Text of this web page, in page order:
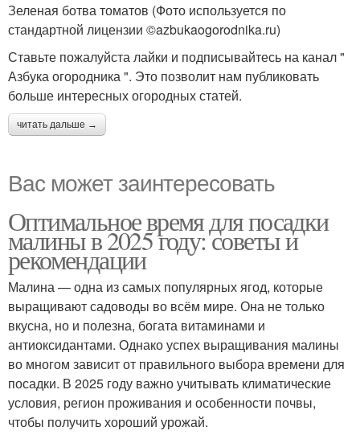
Зеленая ботва томатов (Фото используется по
стандартной лицензии ©azbukaogorodnika.ru)
Ставьте пожалуйста лайки и подписывайтесь на канал "
Азбука огородника ". Это позволит нам публиковать
больше интересных огородных статей.
читать дальше →
Вас может заинтересовать
Оптимальное время для посадки
малины в 2025 году: советы и
рекомендации
Малина — одна из самых популярных ягод, которые
выращивают садоводы во всём мире. Она не только
вкусна, но и полезна, богата витаминами и
антиоксидантами. Однако успех выращивания малины
во многом зависит от правильного выбора времени для
посадки. В 2025 году важно учитывать климатические
условия, регион проживания и особенности почвы,
чтобы получить хороший урожай.